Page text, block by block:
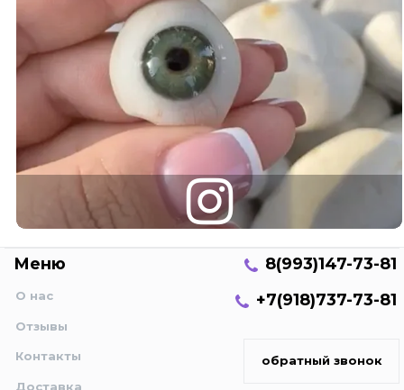
Меню
О нас
Отзывы
Контакты
Доставка
8(993)147-73-81
+7(918)737-73-81
обратный звонок